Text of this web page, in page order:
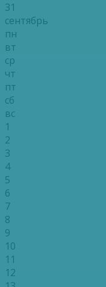
31
сентябрь
пн
вт
ср
чт
пт
сб
вс
1
2
3
4
5
6
7
8
9
10
11
12